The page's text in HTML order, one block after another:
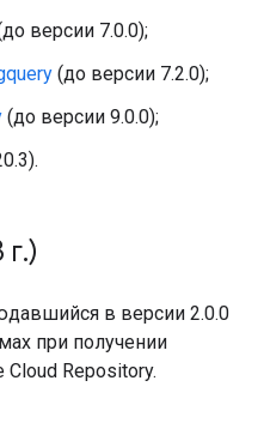
версии 7.0.0);
(до версии 7.2.0);
(до версии 9.0.0);
г.)
в версии 2.0.0
при получении
Cloud Repository.